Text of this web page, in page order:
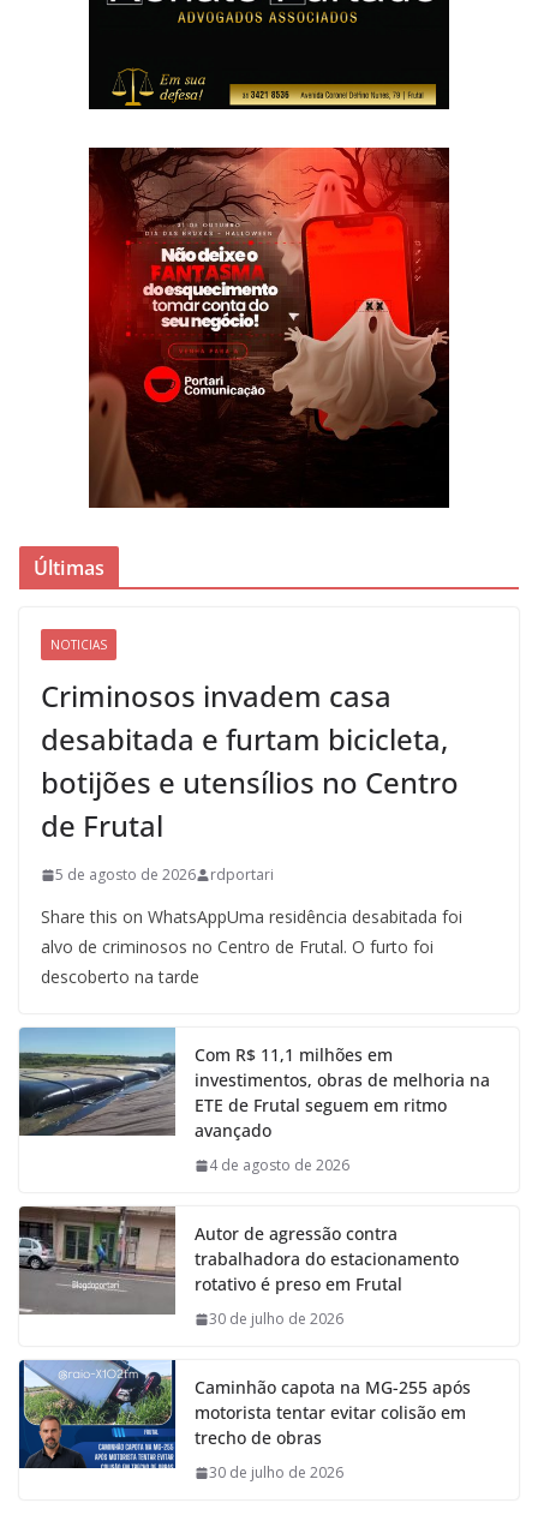
Últimas
NOTICIAS
Criminosos invadem casa
desabitada e furtam bicicleta,
botijões e utensílios no Centro
de Frutal
5 de agosto de 2026 rdportari
Share this on WhatsAppUma residência desabitada foi
alvo de criminosos no Centro de Frutal. O furto foi
descoberto na tarde
Com R$ 11,1 milhões em
investimentos, obras de melhoria na
ETE de Frutal seguem em ritmo
avançado
4 de agosto de 2026
Autor de agressão contra
trabalhadora do estacionamento
rotativo é preso em Frutal
30 de julho de 2026
Caminhão capota na MG-255 após
motorista tentar evitar colisão em
trecho de obras
30 de julho de 2026